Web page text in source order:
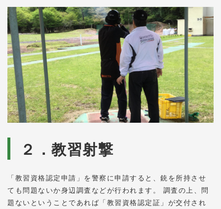
２．教習射撃
「教習資格認定申請」を警察に申請すると、銃を所持させ
ても問題ないか身辺調査などが行われます。 調査の上、問
題ないということであれば「教習資格認定証」が交付され